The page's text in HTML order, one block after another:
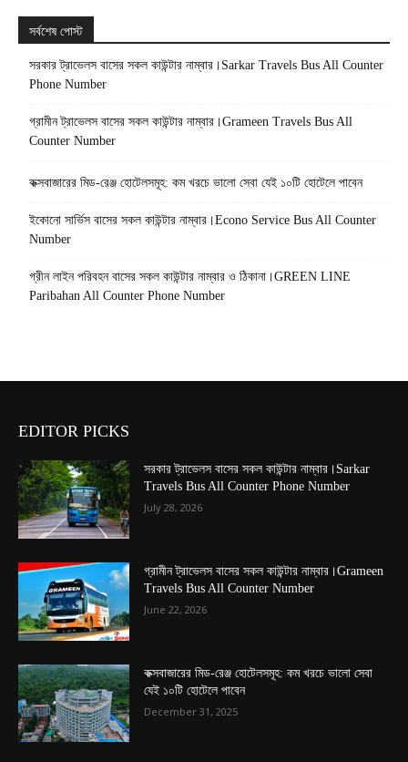
সর্বশেষ পোস্ট
সরকার ট্রাভেলস বাসের সকল কাউন্টার নাম্বার।Sarkar Travels Bus All Counter
Phone Number
গ্রামীন ট্রাভেলস বাসের সকল কাউন্টার নাম্বার।Grameen Travels Bus All
Counter Number
কক্সবাজারের মিড-রেঞ্জ হোটেলসমূহ: কম খরচে ভালো সেবা যেই ১০টি হোটেলে পাবেন
ইকোনো সার্ভিস বাসের সকল কাউন্টার নাম্বার।Econo Service Bus All Counter
Number
গ্রীন লাইন পরিবহন বাসের সকল কাউন্টার নাম্বার ও ঠিকানা।GREEN LINE
Paribahan All Counter Phone Number
EDITOR PICKS
সরকার ট্রাভেলস বাসের সকল কাউন্টার নাম্বার।Sarkar
Travels Bus All Counter Phone Number
July 28, 2026
গ্রামীন ট্রাভেলস বাসের সকল কাউন্টার নাম্বার।Grameen
Travels Bus All Counter Number
June 22, 2026
কক্সবাজারের মিড-রেঞ্জ হোটেলসমূহ: কম খরচে ভালো সেবা
যেই ১০টি হোটেলে পাবেন
December 31, 2025